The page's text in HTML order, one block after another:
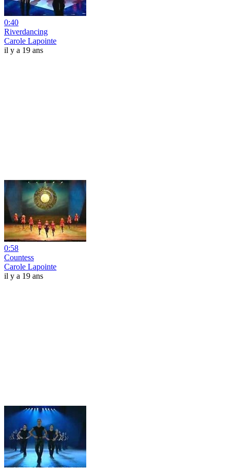
0:40
Riverdancing
Carole Lapointe
il y a 19 ans
0:58
Countess
Carole Lapointe
il y a 19 ans